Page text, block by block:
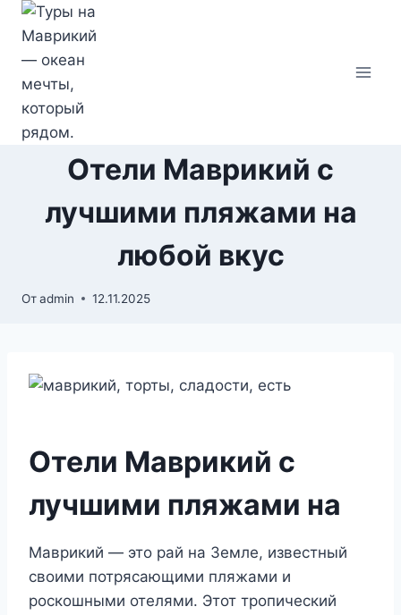
Перейти
содержимому
Отели Маврикий с
лучшими пляжами на
любой вкус
Отadmin 12.11.2025
Отели Маврикий с
лучшими пляжами на
Маврикий — это рай на Земле, известный
своими потрясающими пляжами и
роскошными отелями. Этот тропический